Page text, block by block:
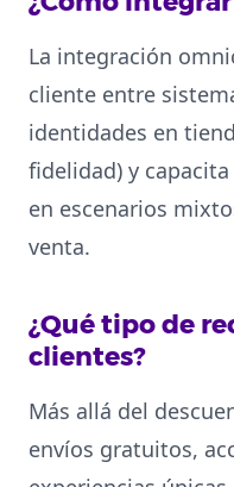
La integración
cliente entre
identidades en
fidelidad) y
en escenarios
venta.
¿Qué tipo de
clientes?
Más allá del
envíos gratuitos,